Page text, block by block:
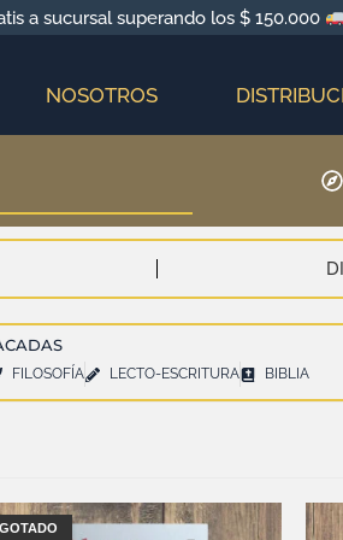
a sucursal superando los $ 150.000
NOSOTROS
FILOSOFÍA LECTO-ESCRITURA BIBLIA